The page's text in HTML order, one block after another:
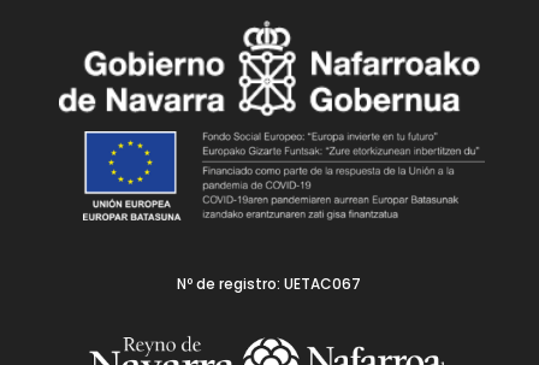
Nº de registro: UETAC067